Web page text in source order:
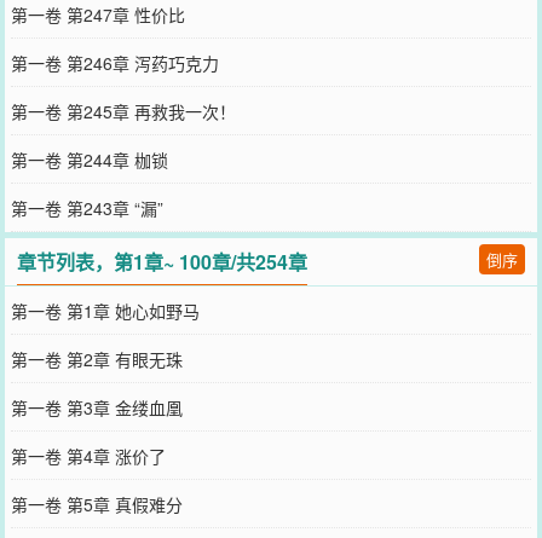
第一卷 第247章 性价比
第一卷 第246章 泻药巧克力
第一卷 第245章 再救我一次！
第一卷 第244章 枷锁
第一卷 第243章 “漏”
章节列表，第1章~ 100章/共254章 倒序
第一卷 第1章 她心如野马
第一卷 第2章 有眼无珠
第一卷 第3章 金缕血凰
第一卷 第4章 涨价了
第一卷 第5章 真假难分